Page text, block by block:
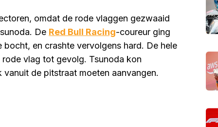
omdat de rode vlaggen gezwaaid
De Red Bull Racing-coureur ging
en crashte vervolgens hard. De hele
vlag tot gevolg. Tsunoda kon
de pitstraat moeten aanvangen.